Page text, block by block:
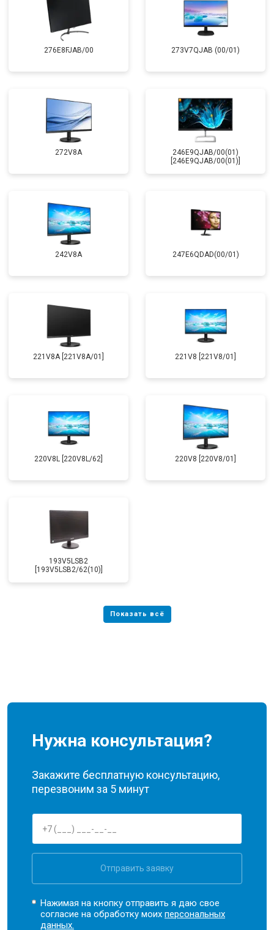
276E8FJAB/00 273V7QJAB (00/01)
272V8A
246E9QJAB/00(01)
[246E9QJAB/00(01)]
242V8A 247E6QDAD(00/01)
221V8A [221V8A/01] 221V8 [221V8/01]
220V8L [220V8L/62] 220V8 [220V8/01]
193V5LSB2
[193V5LSB2/62(10)]
Нужна консультация?
Закажите бесплатную консультацию,
перезвоним за 5 минут
Отправить заявку
Нажимая на кнопку отправить я даю свое
согласие на обработку моихперсональных
данных.